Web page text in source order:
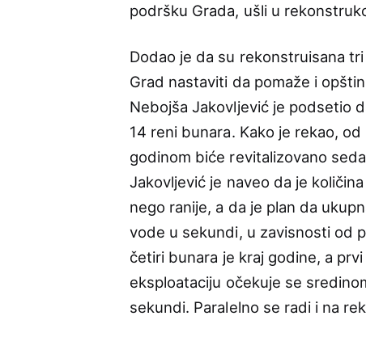
podršku Grada, ušli u
Dodao je da su rekonstruisana
Grad nastaviti da pomaže i
Nebojša Jakovljević je podsetio
14 reni bunara. Kako je rekao,
godinom biće revitalizovano
Jakovljević je naveo da je
nego ranije, a da je plan da
vode u sekundi, u zavisnosti od
četiri bunara je kraj godine, a
eksploataciju očekuje se
sekundi. Paralelno se radi i na